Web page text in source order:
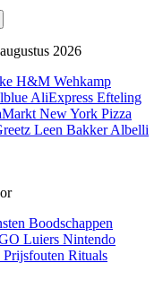
2026
H&M Wehkamp
AliExpress Efteling
New York Pizza
Leen BakkerAlbelli
Boodschappen
Luiers Nintendo
Prijsfouten Rituals